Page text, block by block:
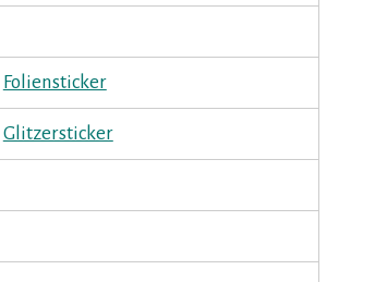
Foliensticker
Glitzersticker